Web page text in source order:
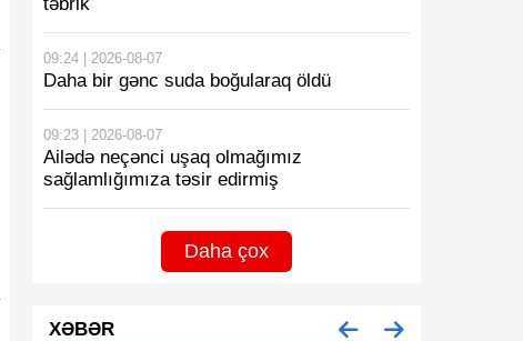
09:24 | 2026-08-07
Daha bir gənc suda boğularaq öldü
09:23 | 2026-08-07
Ailədə neçənci uşaq olmağımız
sağlamlığımıza təsir edirmiş
Daha çox
XƏBƏR